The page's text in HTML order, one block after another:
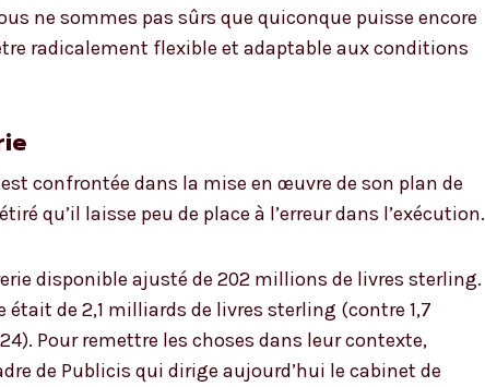
ne sommes pas sûrs que quiconque puisse encore
radicalement flexible et adaptable aux conditions
confrontée dans la mise en œuvre de son plan de
qu’il laisse peu de place à l’erreur dans l’exécution.
disponible ajusté de 202 millions de livres sterling.
de 2,1 milliards de livres sterling (contre 1,7
Pour remettre les choses dans leur contexte,
de Publicis qui dirige aujourd’hui le cabinet de